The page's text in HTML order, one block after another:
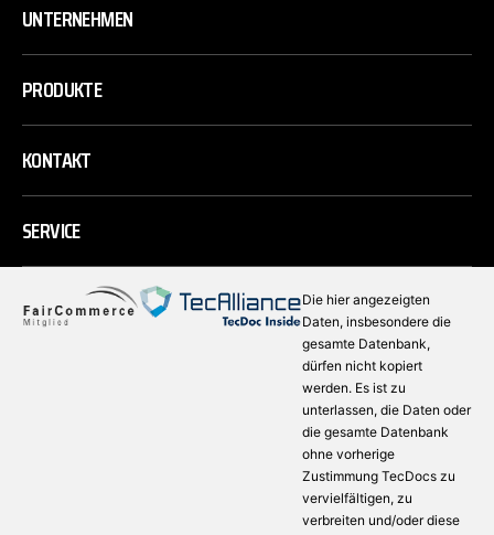
UNTERNEHMEN
PRODUKTE
KONTAKT
SERVICE
Die hier angezeigten
Daten, insbesondere die
gesamte Datenbank,
dürfen nicht kopiert
werden. Es ist zu
unterlassen, die Daten oder
die gesamte Datenbank
ohne vorherige
Zustimmung TecDocs zu
vervielfältigen, zu
verbreiten und/oder diese